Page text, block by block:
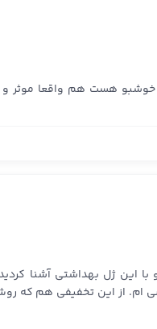
هست هم واقعا موثر و
این ژل بهداشتی آشنا
ام. از این تخفیفی هم که